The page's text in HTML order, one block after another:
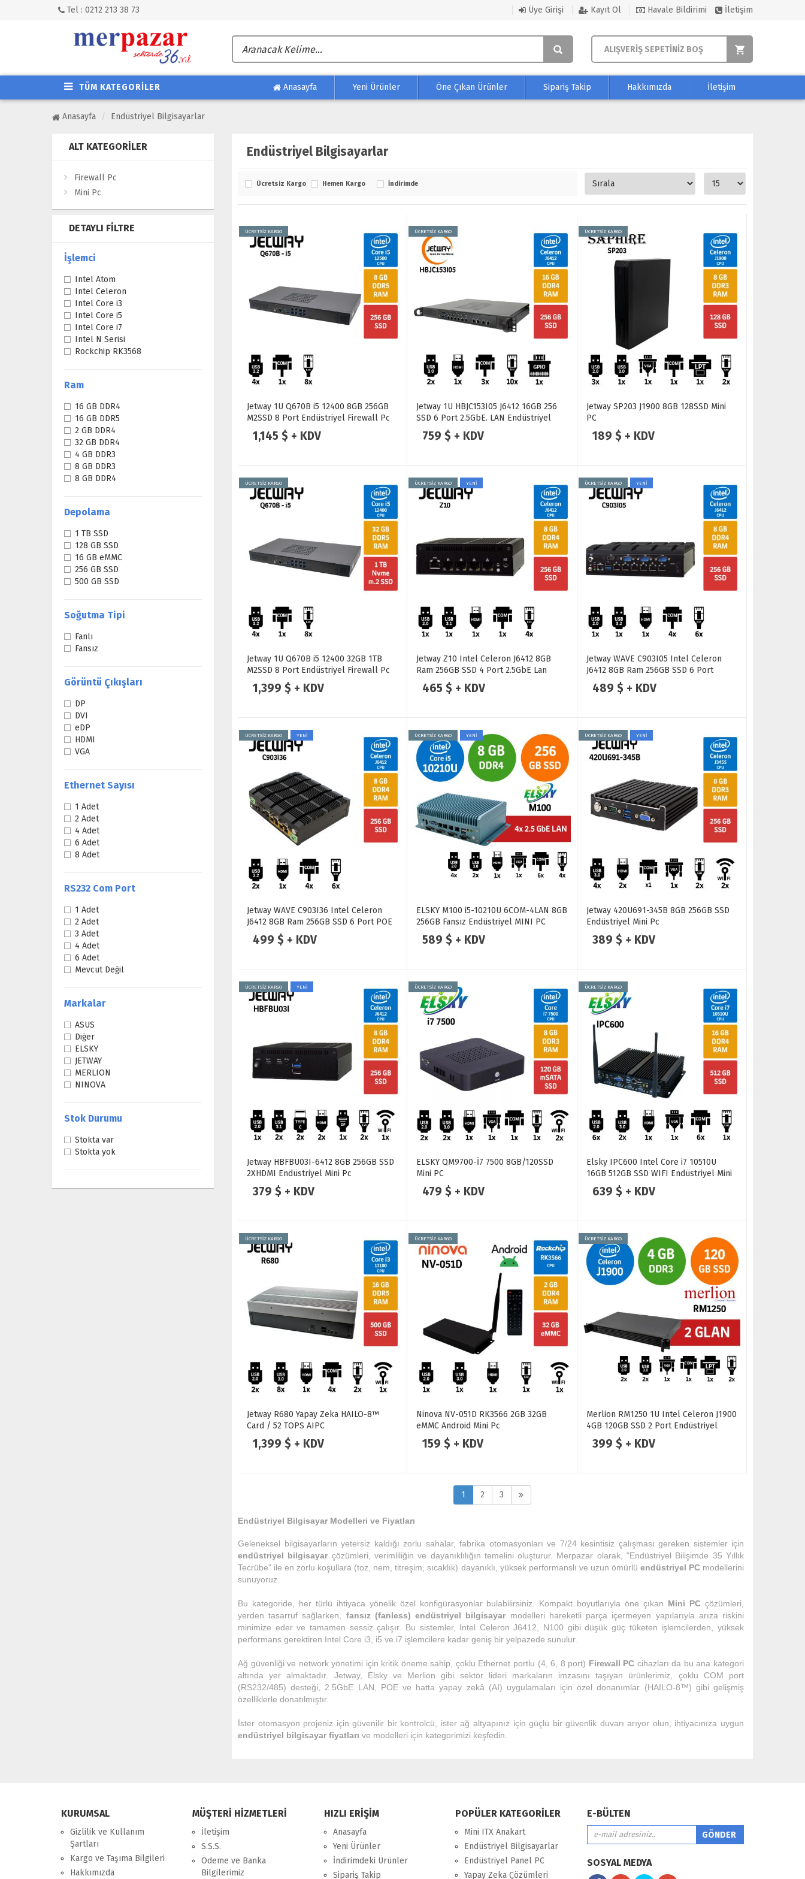
Tel : 0212 213 38 73 Üye Girişi Kayıt Ol Havale Bildirimi İletişim
ALIŞVERİŞ SEPETİNİZ BOŞ
TÜM KATEGORİLER Anasayfa Yeni Ürünler Öne Çıkan Ürünler Sipariş Takip Hakkımızda İletişim
Anasayfa Endüstriyel Bilgisayarlar
ALT KATEGORILER
Firewall Pc
Mini Pc
DETAYLI FILTRE
İşlemci
Intel Atom
Intel Celeron
Intel Core i3
Intel Core i5
Intel Core i7
Intel N Serisi
Rockchip RK3568
Ram
16 GB DDR4
16 GB DDR5
2 GB DDR4
32 GB DDR4
4 GB DDR3
8 GB DDR3
8 GB DDR4
Depolama
1 TB SSD
128 GB SSD
16 GB eMMC
256 GB SSD
500 GB SSD
Soğutma Tipi
Fanlı
Fansız
Görüntü Çıkışları
DP
DVI
eDP
HDMI
VGA
Ethernet Sayısı
1 Adet
2 Adet
4 Adet
6 Adet
8 Adet
RS232 Com Port
1 Adet
2 Adet
3 Adet
4 Adet
6 Adet
Mevcut Değil
Markalar
ASUS
Diğer
ELSKY
JETWAY
MERLION
NINOVA
Stok Durumu
Stokta var
Stokta yok
Endüstriyel Bilgisayarlar
Ücretsiz Kargo Hemen Kargo İndirimde
ÜCRETSİZ KARGO
Jetway 1U Q670B i5 12400 8GB 256GB
M2SSD 8 Port Endüstriyel Firewall Pc
1,145 $ + KDV
ÜCRETSİZ KARGO
Jetway 1U HBJC153I05 J6412 16GB 256
SSD 6 Port 2.5GbE. LAN Endüstriyel
Firewall Pc
759 $ + KDV
ÜCRETSİZ KARGO
Jetway SP203 J1900 8GB 128SSD Mini
PC
189 $ + KDV
ÜCRETSİZ KARGO
Jetway 1U Q670B i5 12400 32GB 1TB
M2SSD 8 Port Endüstriyel Firewall Pc
1,399 $ + KDV
ÜCRETSİZ KARGO YENİ
Jetway Z10 Intel Celeron J6412 8GB
Ram 256GB SSD 4 Port 2.5GbE Lan
Endüstriyel Firewall Pc
465 $ + KDV
ÜCRETSİZ KARGO YENİ
Jetway WAVE C903I05 Intel Celeron
J6412 8GB Ram 256GB SSD 6 Port
2.5GbE Lan Endüstriyel Firewall Pc
489 $ + KDV
ÜCRETSİZ KARGO YENİ
Jetway WAVE C903I36 Intel Celeron
J6412 8GB Ram 256GB SSD 6 Port POE
2.5GbE Lan Endüstriyel Firewall Pc
499 $ + KDV
ÜCRETSİZ KARGO YENİ
ELSKY M100 i5-10210U 6COM-4LAN 8GB
256GB Fansız Endüstriyel MINI PC
589 $ + KDV
ÜCRETSİZ KARGO YENİ
Jetway 420U691-345B 8GB 256GB SSD
Endüstriyel Mini Pc
389 $ + KDV
ÜCRETSİZ KARGO YENİ
Jetway HBFBU03I-6412 8GB 256GB SSD
2XHDMI Endüstriyel Mini Pc
379 $ + KDV
ÜCRETSİZ KARGO
ELSKY QM9700-İ7 7500 8GB/120SSD
Mini PC
479 $ + KDV
ÜCRETSİZ KARGO
Elsky IPC600 Intel Core i7 10510U
16GB 512GB SSD WIFI Endüstriyel Mini
Pc639 $ + KDV
ÜCRETSİZ KARGO
Jetway R680 Yapay Zeka HAILO-8™
Card / 52 TOPS AIPC
1,399 $ + KDV
ÜCRETSİZ KARGO
Ninova NV-051D RK3566 2GB 32GB
eMMC Android Mini Pc
159 $ + KDV
ÜCRETSİZ KARGO
Merlion RM1250 1U Intel Celeron J1900
4GB 120GB SSD 2 Port Endüstriyel
Firewall Pc
399 $ + KDV
1 2 3
Endüstriyel Bilgisayar Modelleri ve Fiyatları
Geleneksel bilgisayarların yetersiz kaldığı zorlu sahalar, fabrika otomasyonları ve 7/24 kesintisiz çalışması gereken sistemler için
endüstriyel bilgisayar çözümleri, verimliliğin ve dayanıklılığın temelini oluşturur. Merpazar olarak, "Endüstriyel Bilişimde 35 Yıllık
Tecrübe" ile en zorlu koşullara (toz, nem, titreşim, sıcaklık) dayanıklı, yüksek performanslı ve uzun ömürlü endüstriyel PCmodellerini
sunuyoruz.
Bu kategoride, her türlü ihtiyaca yönelik özel konfigürasyonlar bulabilirsiniz. Kompakt boyutlarıyla öne çıkan Mini PC çözümleri,
yerden tasarruf sağlarken, fansız (fanless) endüstriyel bilgisayar modelleri hareketli parça içermeyen yapılarıyla arıza riskini
minimize eder ve tamamen sessiz çalışır. Bu sistemler, Intel Celeron J6412, N100 gibi düşük güç tüketen işlemcilerden, yüksek
performans gerektiren Intel Core i3, i5 ve i7 işlemcilere kadar geniş bir yelpazede sunulur.
Ağ güvenliği ve network yönetimi için kritik öneme sahip, çoklu Ethernet portlu (4, 6, 8 port) Firewall PC cihazları da bu ana kategori
altında yer almaktadır. Jetway, Elsky ve Merlion gibi sektör lideri markaların imzasını taşıyan ürünlerimiz, çoklu COM port
(RS232/485) desteği, 2.5GbE LAN, POE ve hatta yapay zekâ (AI) uygulamaları için özel donanımlar (HAILO-8™) gibi gelişmiş
özelliklerle donatılmıştır.
İster otomasyon projeniz için güvenilir bir kontrolcü, ister ağ altyapınız için güçlü bir güvenlik duvarı arıyor olun, ihtiyacınıza uygun
endüstriyel bilgisayar fiyatları ve modelleri için kategorimizi keşfedin.
KURUMSAL
Gizlilik ve Kullanım
Şartları
Kargo ve Taşıma Bilgileri
Hakkımızda
MÜŞTERİ HİZMETLERİ
İletişim
S.S.S.
Ödeme ve Banka
Bilgilerimiz
HIZLI ERİŞİM
Anasayfa
Yeni Ürünler
İndirimdeki Ürünler
Sipariş Takip
POPÜLER KATEGORİLER
Mini ITX Anakart
Endüstriyel Bilgisayarlar
Endüstriyel Panel PC
Yapay Zeka Çözümleri
E-BÜLTEN
SOSYAL MEDYA